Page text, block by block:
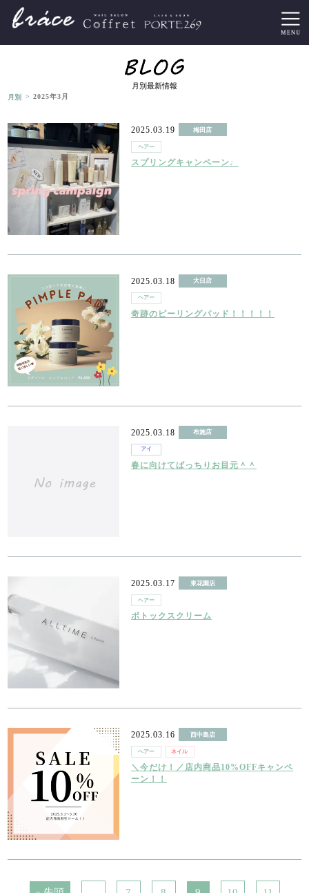
月別最新情報
月別> 2025年3月
2025.03.19 梅田店
ヘアー
スプリングキャンペーン♩
2025.03.18 大日店
ヘアー
奇跡のピーリングパッド！！！！！
2025.03.18 布施店
アイ
春に向けてぱっちりお目元＾＾
2025.03.17 東花園店
ヘアー
ボトックスクリーム
2025.03.16 西中島店
ヘアー ネイル
＼今だけ！／店内商品10%OFFキャンペ
ーン！！